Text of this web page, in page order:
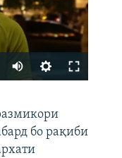
480p
360p
480pбо рақиби